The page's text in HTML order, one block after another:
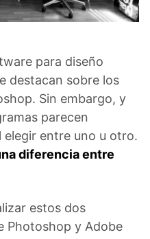
para diseño
destacan sobre los
Sin embargo, y
parecen
elegir entre uno u otro.
diferencia entre
estos dos
Photoshop y Adobe